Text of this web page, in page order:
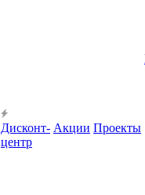
Дисконт-
центр
Акции Проекты